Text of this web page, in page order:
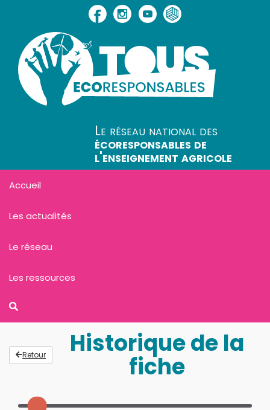
Retour Historique de la
fiche
Le réseau national des
écoresponsables de
l'enseignement agricole
Accueil
Les actualités
Le réseau
Les ressources